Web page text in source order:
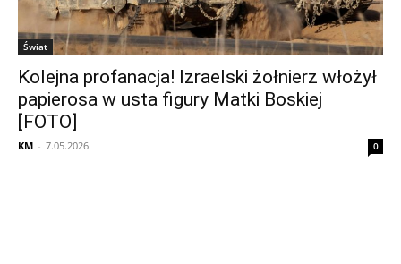
Świat
Kolejna profanacja! Izraelski żołnierz włożył
papierosa w usta figury Matki Boskiej
[FOTO]
KM - 7.05.2026 0